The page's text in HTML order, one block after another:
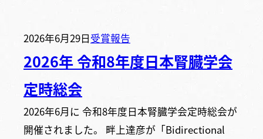
2026年6月29日受賞報告
2026年 令和8年度日本腎臓学会
定時総会
2026年6月に 令和8年度日本腎臓学会定時総会が
開催されました。 畔上達彦が「Bidirectional